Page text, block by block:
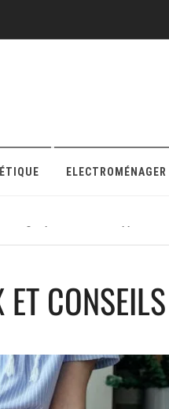
ELECTROMÉNAGER
ligne pour maison ou appartement
CONSEILS